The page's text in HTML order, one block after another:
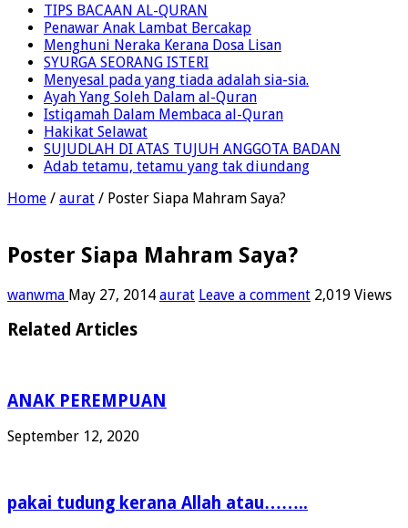
TIPS BACAAN AL-QURAN
Penawar Anak Lambat Bercakap
Menghuni Neraka Kerana Dosa Lisan
SYURGA SEORANG ISTERI
Menyesal pada yang tiada adalah sia-sia.
Ayah Yang Soleh Dalam al-Quran
Istiqamah Dalam Membaca al-Quran
Hakikat Selawat
SUJUDLAH DI ATAS TUJUH ANGGOTA BADAN
Adab tetamu, tetamu yang tak diundang
Home / aurat / Poster Siapa Mahram Saya?
Poster Siapa Mahram Saya?
wanwma May 27, 2014 aurat Leave a comment 2,019 Views
Related Articles
ANAK PEREMPUAN
September 12, 2020
pakai tudung kerana Allah atau……..